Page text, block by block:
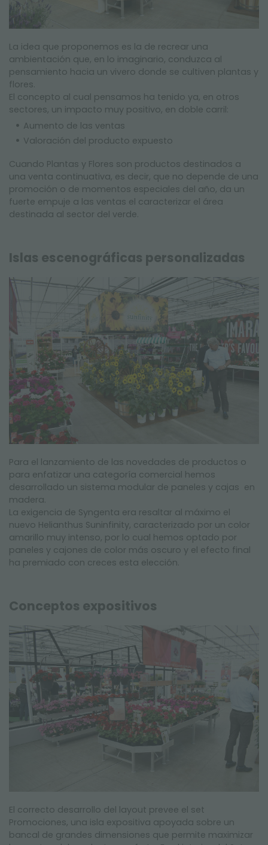
La idea que proponemos es la de recrear una
ambientación que, en lo imaginario, conduzca al
pensamiento hacia un vivero donde se cultiven plantas y
flores.
El concepto al cual pensamos ha tenido ya, en otros
sectores, un impacto muy positivo, en doble carril:
Aumento de las ventas
Valoración del producto expuesto
Cuando Plantas y Flores son productos destinados a
una venta continuativa, es decir, que no depende de una
promoción o de momentos especiales del año, da un
fuerte empuje a las ventas el caracterizar el área
destinada al sector del verde.
Islas escenográficas personalizadas
Para el lanzamiento de las novedades de productos o
para enfatizar una categoría comercial hemos
desarrollado un sistema modular de paneles y cajas en
madera.
La exigencia de Syngenta era resaltar al máximo el
nuevo Helianthus Suninfinity, caracterizado por un color
amarillo muy intenso, por lo cual hemos optado por
paneles y cajones de color más oscuro y el efecto final
ha premiado con creces esta elección.
Conceptos expositivos
El correcto desarrollo del layout prevee el set
Promociones, una isla expositiva apoyada sobre un
bancal de grandes dimensiones que permite maximizar